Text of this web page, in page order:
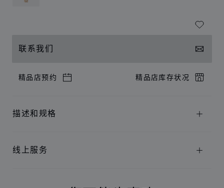
联系我们
精品店预约 精品店库存状况
描述和规格
线上服务